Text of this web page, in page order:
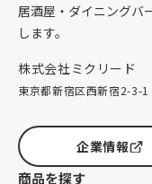
居酒屋・ダイニングバ
します。
株式会社ミクリード
東京都新宿区西新宿2-3-
企業情報
商品を探す